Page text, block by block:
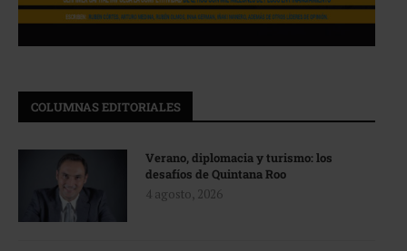
COLUMNAS EDITORIALES
Verano, diplomacia y turismo: los
desafíos de Quintana Roo
4 agosto, 2026